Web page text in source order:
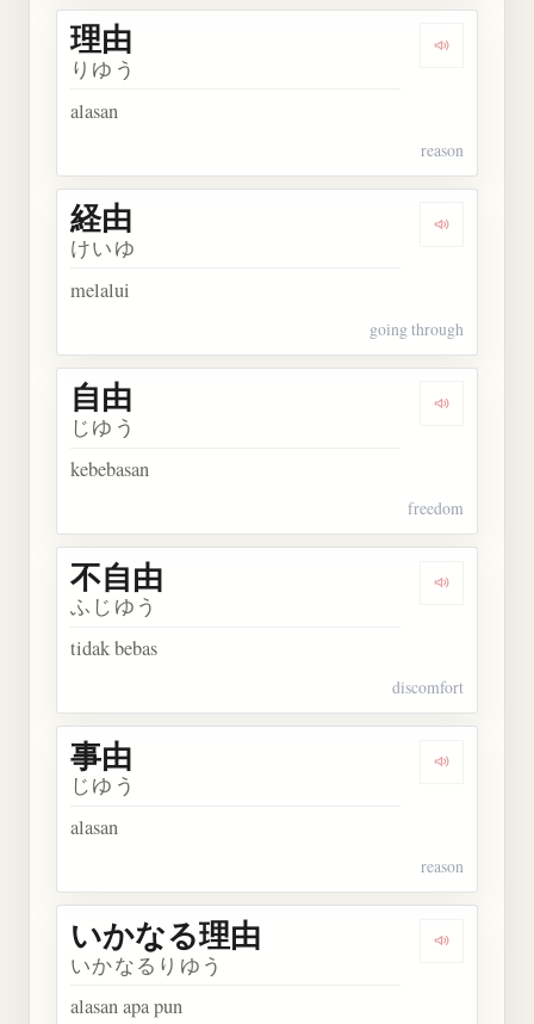
Dengarkan
理由
りゆう
alasan
reason
Dengarkan
経由
けいゆ
melalui
going through
Dengarkan
自由
じゆう
kebebasan
freedom
Dengarkan
不自由
ふじゆう
tidak bebas
discomfort
Dengarkan
事由
じゆう
alasan
reason
Dengarkan
いかなる理由
いかなるりゆう
alasan apa pun